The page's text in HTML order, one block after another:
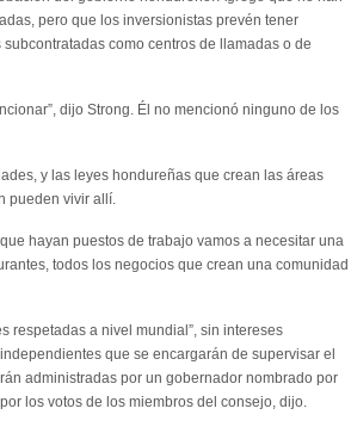
pero que los inversionistas prevén tener
como centros de llamadas o de
dijo Strong. Él no mencionó ninguno de los
y las leyes hondureñas que crean las áreas
pueden vivir allí.
hayan puestos de trabajo vamos a necesitar una
todos los negocios que crean una comunidad
respetadas a nivel mundial”, sin intereses
que se encargarán de supervisar el
administradas por un gobernador nombrado por
los votos de los miembros del consejo, dijo.